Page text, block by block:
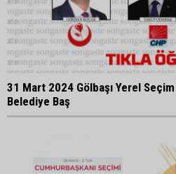
31 Mart 2024 Gölbaşı Yerel
Belediye Baş